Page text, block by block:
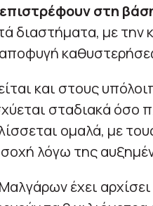
στη
διαστήματα, με την
και στους
σταδιακά όσο
ομαλά, με
λόγω της
έχει